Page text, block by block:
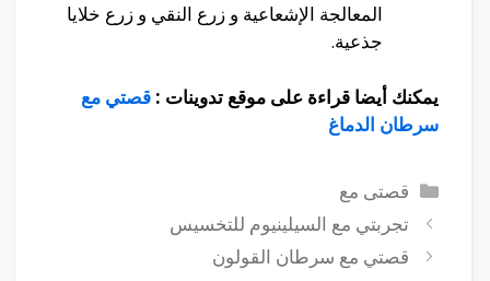
المعالجة الإشعاعية و زرع النقي و زرع خلايا
جذعية.
يمكنك أيضا قراءة على موقع تدوينات : قصتي مع
سرطان الدماغ
التصنيفات
قصتى مع
تجربتي مع السيلينيوم للتخسيس
قصتي مع سرطان القولون